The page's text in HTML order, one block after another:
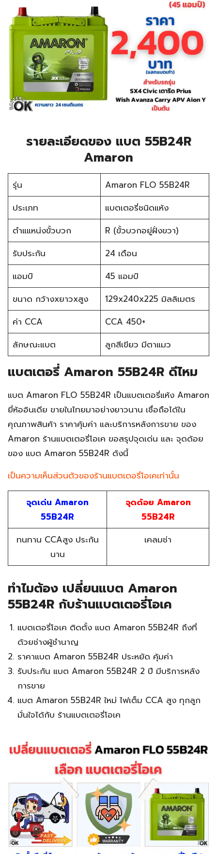
รายละเอียดของ แบต 55B24R
Amaron
รุ่น
Amaron FLO 55B24R
ประเภท
แบตเตอรี่ชนิดแห้ง
ตำแแหน่งขั้วบวก
R (ขั้วบวกอยู่ฝั่งขวา)
รับประกัน
24 เดือน
แอมป์
45 แอมป์
ขนาด กว้างxยาวxสูง
129x240x225 มิลลิเมตร
ค่า CCA
CCA 450+
ลักษณะแบต
ลูกสีเขียว มีตาแมว
แบตเตอรี่ Amaron 55B24R ดีไหม
แบต Amaron FLO 55B24R เป็นแบตเตอรี่แห้ง Amaron
ยี่ห้ออินเดีย ขายในไทยมาอย่างยาวนาน เชื่อถือได้ใน
คุณภาพสินค้า ราคาคุ้มค่า และบริการหลังการขาย ของ
Amaron ร้านแบตเตอรี่โอเค ขอสรุปจุดเด่น และ จุดด้อย
ของ แบต Amaron 55B24R ดังนี้
เป็นความเห็นส่วนตัวของร้านแบตเตอรี่โอเคเท่านั้น
จุดเด่น Amaron
55B24R
จุดด้อย Amaron
55B24R
ทนทาน CCAสูง ประกัน
นาน
เคลมช่า
ทำไมต้อง เปลี่ยนแบต Amaron
55B24R กับร้านแบตเตอรี่โอเค
แบตเตอรี่โอเค ติดตั้ง แบต Amaron 55B24R ถึงที่
ด้วยช่างผู้ชำนาญ
ราคาแบต Amaron 55B24R ประหยัด คุ้มค่า
รับประกัน แบต Amaron 55B24R 2 ปี มีบริการหลัง
การขาย
แบต Amaron 55B24R ใหม่ ไฟเต็ม CCA สูง ทุกลูก
มั่นใจได้กับ ร้านแบตเตอรี่โอเค